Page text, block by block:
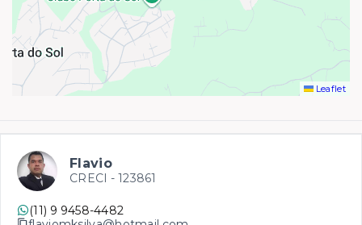
Leaflet
Flavio
CRECI - 123861
(11) 9 9458-4482